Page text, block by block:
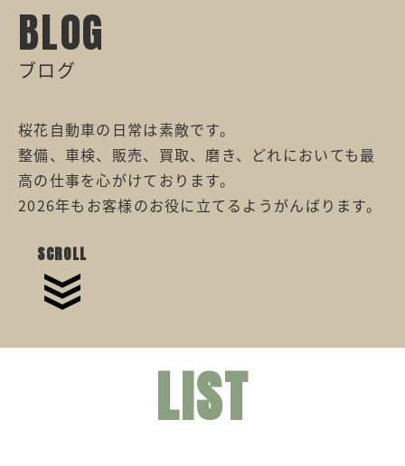
BLOG
ブログ
桜花自動車の日常は素敵です。
整備、車検、販売、買取、磨き、どれにおいても最
高の仕事を心がけております。
2026年もお客様のお役に立てるようがんばります。
SCROLL
LIST